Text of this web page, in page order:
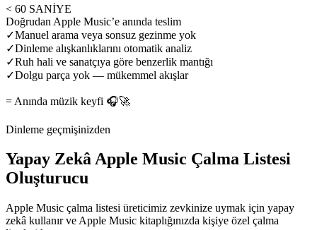
< 60 SANİYE
Doğrudan Apple Music’e anında teslim
✓Manuel arama veya sonsuz gezinme yok
✓Dinleme alışkanlıklarını otomatik analiz
✓Ruh hali ve sanatçıya göre benzerlik mantığı
✓Dolgu parça yok — mükemmel akışlar
= Anında müzik keyfi 🎧🚀
Dinleme geçmişinizden
Yapay Zekâ Apple Music Çalma Listesi
Oluşturucu
Apple Music çalma listesi üreticimiz zevkinize uymak için yapay
zekâ kullanır ve Apple Music kitaplığınızda kişiye özel çalma